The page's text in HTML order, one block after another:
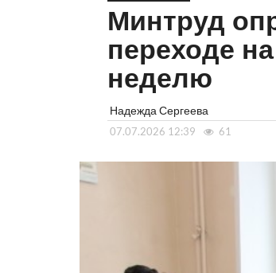
Минтруд
переходе
неделю
Надежда Сергеева
07.07.2026 12:39 61